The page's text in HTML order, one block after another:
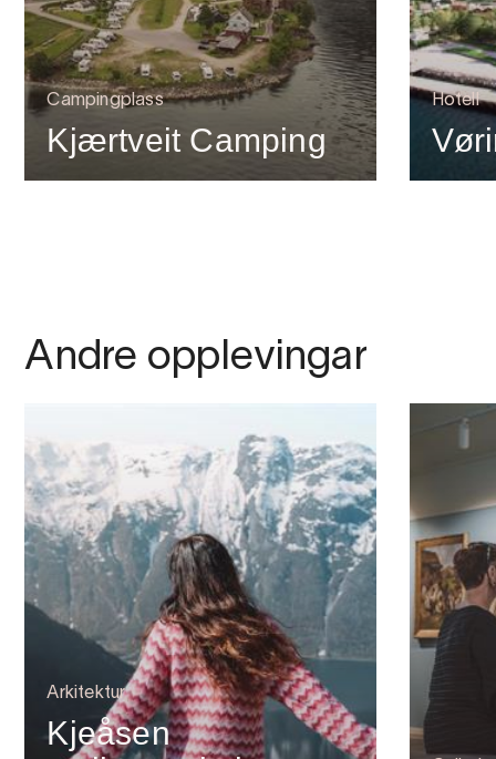
Campingplass
Kjærtveit Camping
Hotell
Andre opplevingar
Arkitektur
Kjeåsen